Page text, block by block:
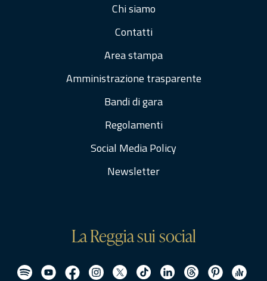
Chi siamo
Contatti
Area stampa
Amministrazione trasparente
Bandi di gara
Regolamenti
Social Media Policy
Newsletter
La Reggia sui social